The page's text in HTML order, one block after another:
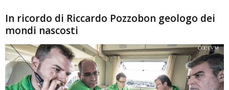
In ricordo di Riccardo Pozzobon geologo dei
mondi nascosti